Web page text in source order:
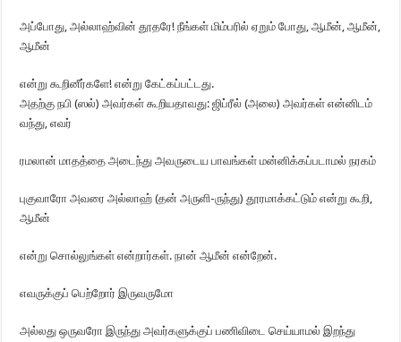
அப்போது, அல்லாஹ்வின் தூதரே! நீங்கள் மிம்பரில் ஏறும் போது, ஆமீன், ஆமீன்,
ஆமீன்
என்று கூறினீர்களே! என்று கேட்கப்பட்டது.
அதற்கு நபி (ஸல்) அவர்கள் கூறியதாவது: ஜிப்ரீல் (அலை) அவர்கள் என்னிடம்
வந்து, எவர்
ரமலான் மாதத்தை அடைந்து அவருடைய பாவங்கள் மன்னிக்கப்படாமல் நரகம்
புகுவாரோ அவரை அல்லாஹ் (தன் அருளி-ருந்து) தூரமாக்கட்டும் என்று கூறி,
ஆமீன்
என்று சொல்லுங்கள் என்றார்கள். நான் ஆமீன் என்றேன்.
எவருக்குப் பெற்றோர் இருவருமோ
அல்லது ஒருவரோ இருந்து அவர்களுக்குப் பணிவிடை செய்யாமல் இறந்து